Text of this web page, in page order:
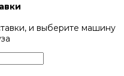
и выберите машину